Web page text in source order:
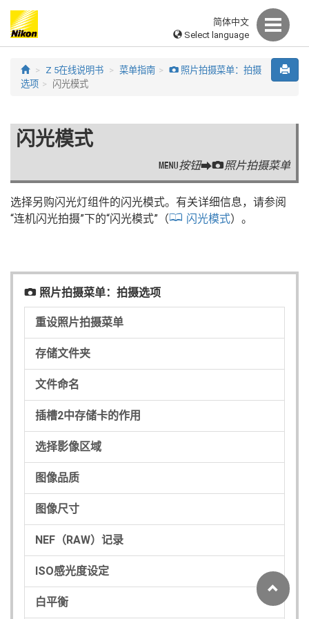
简体中文
Select language
Z 5在线说明书 菜单指南 C 照片拍摄菜单：拍摄
选项
闪光模式
闪光模式
G按钮UC照片拍摄菜单
选择另购闪光灯组件的闪光模式。有关详细信息，请参阅
“连机闪光拍摄”下的“闪光模式”（
闪光模式）。
C 照片拍摄菜单：拍摄选项
重设照片拍摄菜单
存储文件夹
文件命名
插槽2中存储卡的作用
选择影像区域
图像品质
图像尺寸
NEF（RAW）记录
ISO感光度设定
白平衡